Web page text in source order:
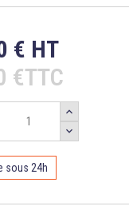
€ HT
€TTC
sous 24h